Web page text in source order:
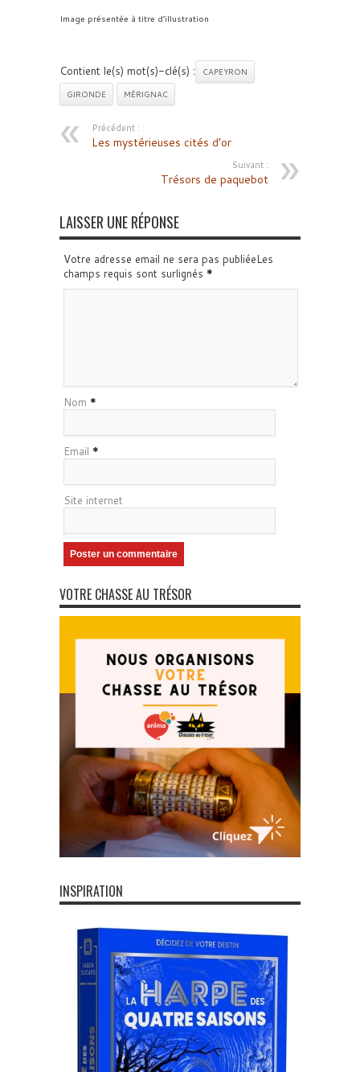
Image présentée à titre d’illustration
Contient le(s) mot(s)-clé(s) :
CAPEYRON
GIRONDE
MÉRIGNAC
Précédent :
Les mystérieuses cités d’or
Suivant :
Trésors de paquebot
LAISSER UNE RÉPONSE
Votre adresse email ne sera pas publiéeLes
champs requis sont surlignés *
Nom *
Email *
Site internet
VOTRE CHASSE AU TRÉSOR
INSPIRATION